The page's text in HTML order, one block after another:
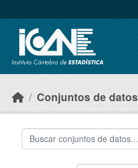
Conjuntos de datos